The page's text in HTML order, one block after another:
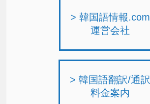
> 韓国語情報.com
運営会社
> 韓国語翻訳/通訳
料金案内